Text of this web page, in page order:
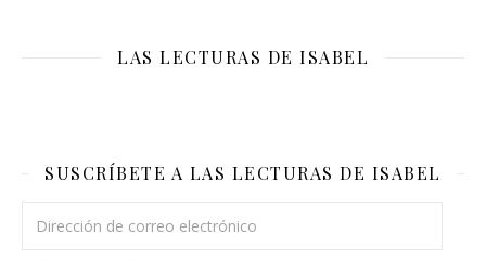
LAS LECTURAS DE ISABEL
SUSCRÍBETE A LAS LECTURAS DE ISABEL